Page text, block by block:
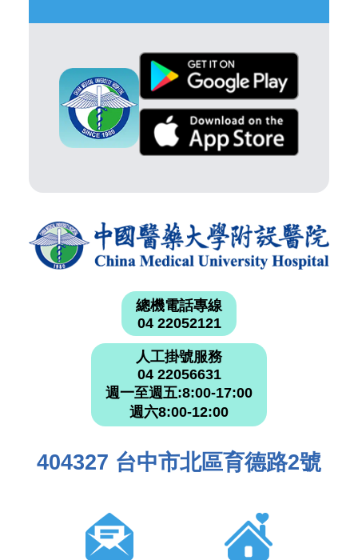
總機電話專線
04 22052121
人工掛號服務
04 22056631
週一至週五:8:00-17:00
週六8:00-12:00
404327 台中市北區育德路2號